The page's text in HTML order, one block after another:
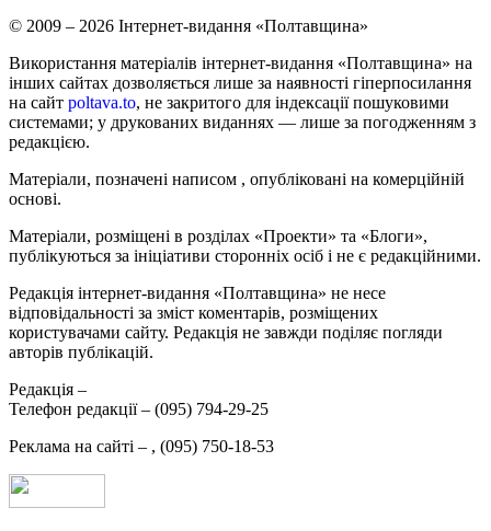
© 2009 – 2026 Інтернет-видання «Полтавщина»
Використання матеріалів інтернет-видання «Полтавщина» на
інших сайтах дозволяється лише за наявності гіперпосилання
на сайт poltava.to, не закритого для індексації пошуковими
системами; у друкованих виданнях — лише за погодженням з
редакцією.
Матеріали, позначені написом , опубліковані на комерційній
основі.
Матеріали, розміщені в розділах «Проекти» та «Блоги»,
публікуються за ініціативи сторонніх осіб і не є редакційними.
Редакція інтернет-видання «Полтавщина» не несе
відповідальності за зміст коментарів, розміщених
користувачами сайту. Редакція не завжди поділяє погляди
авторів публікацій.
Редакція –
Телефон редакції – (095) 794-29-25
Реклама на сайті – , (095) 750-18-53